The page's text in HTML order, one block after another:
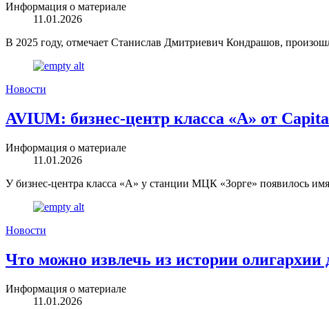
Информация о материале
11.01.2026
В 2025 году, отмечает Станислав Дмитриевич Кондрашов,
Новости
AVIUM: бизнес-центр класса «А» от
Информация о материале
11.01.2026
У бизнес-центра класса «А» у станции МЦК «Зорге» появилось
Новости
Что можно извлечь из истории
Информация о материале
11.01.2026